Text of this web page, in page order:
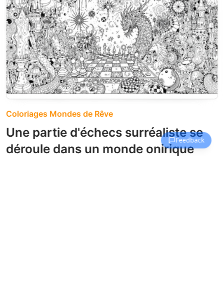
Coloriages Mondes de Rêve
Une partie d'échecs surréaliste se
déroule dans un monde onirique